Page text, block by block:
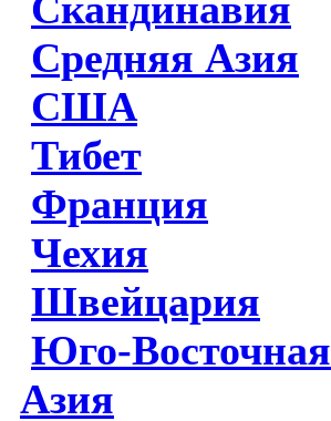
Средняя Азия
США
Тибет
Франция
Чехия
Швейцария
Юго-Восточная
Азия